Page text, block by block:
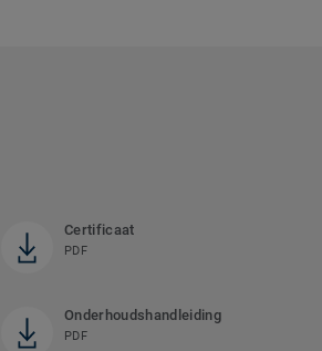
Certificaat
PDF
Onderhoudshandleiding
PDF